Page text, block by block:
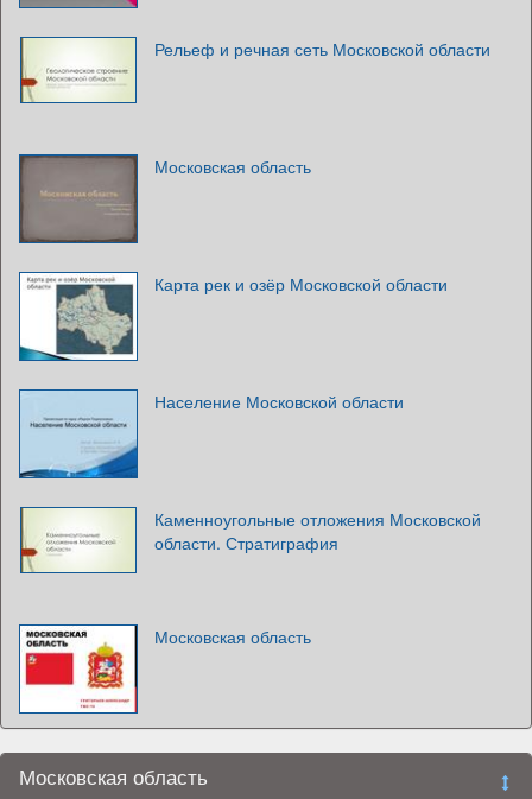
Рельеф и речная сеть Московской области
Московская область
Карта рек и озёр Московской области
Население Московской области
Каменноугольные отложения Московской
области. Стратиграфия
Московская область
Московская область